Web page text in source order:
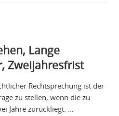
Lange
Zweijahresfrist
Rechtsprechung ist der
zu stellen, wenn die zu
Jahre zurückliegt. …